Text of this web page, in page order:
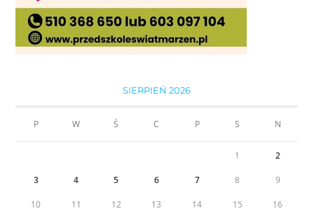
SIERPIEŃ 2026
P W Ś C P S N
1 2
3 4 5 6 7 8 9
10 11 12 13 14 15 16